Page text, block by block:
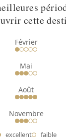
cette
Février
Mai
Août
Novembre
excellent faible